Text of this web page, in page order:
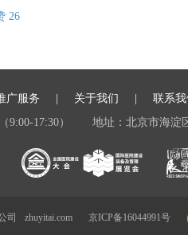
26
广服务 关于我们 联系我
9:00-17:30） 地址：北京市海淀
司 zhuyitai.com 京ICP备16044991号